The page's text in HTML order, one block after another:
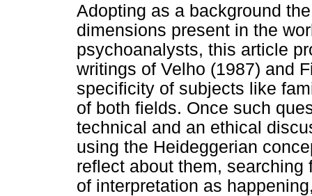
Adopting as a background
dimensions present in the
psychoanalysts, this article
writings of Velho (1987) and
specificity of subjects like
of both fields. Once such
technical and an ethical
using the Heideggerian
reflect about them,
of interpretation as